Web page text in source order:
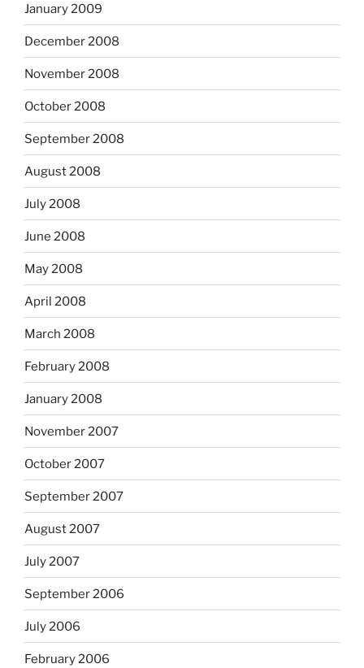
January 2009
December 2008
November 2008
October 2008
September 2008
August 2008
July 2008
June 2008
May 2008
April 2008
March 2008
February 2008
January 2008
November 2007
October 2007
September 2007
August 2007
July 2007
September 2006
July 2006
February 2006